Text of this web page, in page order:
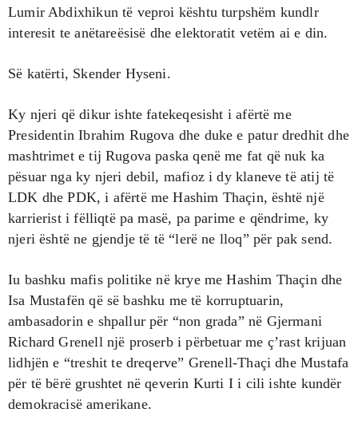
Lumir Abdixhikun të veproi kështu turpshëm kundlr
interesit te anëtareësisë dhe elektoratit vetëm ai e din.
Së katërti, Skender Hyseni.
Ky njeri që dikur ishte fatekeqesisht i afërtë me
Presidentin Ibrahim Rugova dhe duke e patur dredhit dhe
mashtrimet e tij Rugova paska qenë me fat që nuk ka
pësuar nga ky njeri debil, mafioz i dy klaneve të atij të
LDK dhe PDK, i afërtë me Hashim Thaçin, është një
karrierist i fëlliqtë pa masë, pa parime e qëndrime, ky
njeri është ne gjendje të të “lerë ne lloq” për pak send.
Iu bashku mafis politike në krye me Hashim Thaçin dhe
Isa Mustafën që së bashku me të korruptuarin,
ambasadorin e shpallur për “non grada” në Gjermani
Richard Grenell një proserb i përbetuar me ç’rast krijuan
lidhjën e “treshit te dreqerve” Grenell-Thaçi dhe Mustafa
për të bërë grushtet në qeverin Kurti I i cili ishte kundër
demokracisë amerikane.